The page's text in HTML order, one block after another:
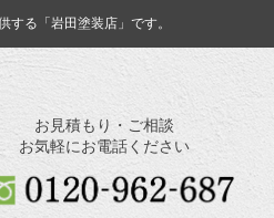
する「岩田塗装店」です。
お見積もり・ご相談
お気軽にお電話ください